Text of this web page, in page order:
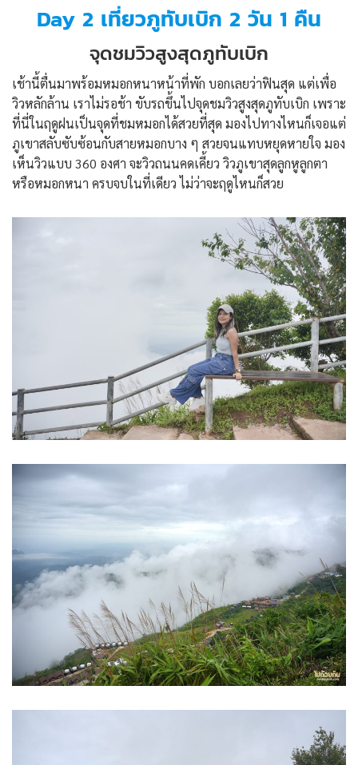
Day 2 เที่ยวภูทับเบิก 2 วัน 1 คืน
จุดชมวิวสูงสุดภูทับเบิก
เช้านี้ตื่นมาพร้อมหมอกหนาหน้าที่พัก บอกเลยว่าฟินสุด แต่เพื่อ
วิวหลักล้าน เราไม่รอช้า ขับรถขึ้นไปจุดชมวิวสูงสุดภูทับเบิก เพราะ
ที่นี่ในฤดูฝนเป็นจุดที่ชมหมอกได้สวยที่สุด มองไปทางไหนก็เจอแต่
ภูเขาสลับซับซ้อนกับสายหมอกบาง ๆ สวยจนแทบหยุดหายใจ มอง
เห็นวิวแบบ 360 องศา จะวิวถนนคดเคี้ยว วิวภูเขาสุดลูกหูลูกตา
หรือหมอกหนา ครบจบในที่เดียว ไม่ว่าจะฤดูไหนก็สวย